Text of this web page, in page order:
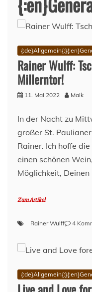
Rainer Wulff:
Millerntor!
11. Mai 2022 Maik
In der Nacht zu
großer St.
Rainer. Ich hoffe
einen schönen
Möglichkeit, Deinen
Zum Artikel
Rainer Wulff 4